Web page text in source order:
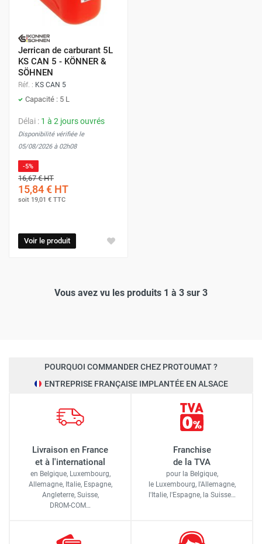
Jerrican de carburant 5L
KS CAN 5 - KÖNNER &
SÖHNEN
Réf. : KS CAN 5
Capacité : 5 L
Délai : 1 à 2 jours ouvrés
Disponibilité vérifiée le
05/08/2026 à 02h08
-5%
16,67 €HT
15,84 € HT
soit 19,01 € TTC
Voir le produit
Vous avez vu les produits 1 à 3 sur 3
POURQUOI COMMANDER CHEZ PROTOUMAT ?
ENTREPRISE FRANÇAISE IMPLANTÉE EN ALSACE
Livraison en France
et à l'international
en Belgique, Luxembourg,
Allemagne, Italie, Espagne,
Angleterre, Suisse,
DROM-COM…
Franchise
de la TVA
pour la Belgique,
le Luxembourg, l'Allemagne,
l'Italie, l'Espagne, la Suisse…